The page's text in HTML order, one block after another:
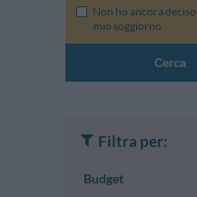
Non ho ancora deciso
mio soggiorno
Cerca
Filtra per:
Budget